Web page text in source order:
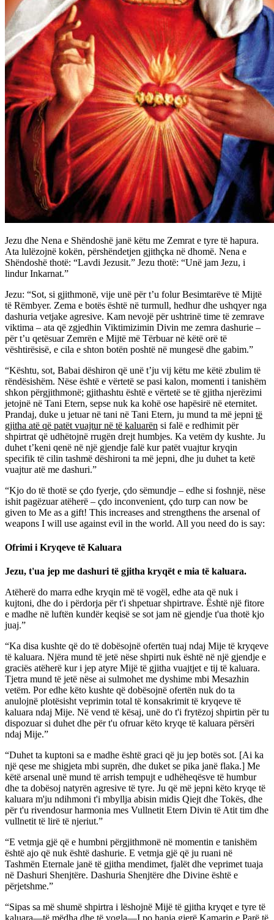
Jezu dhe Nena e Shëndoshë janë këtu me Zemrat e tyre të hapura.
Ata lulëzojnë kokën, përshëndetjen gjithçka në dhomë. Nena e
Shëndoshë thotë: “Lavdi Jezusit.” Jezu thotë: “Unë jam Jezu, i
lindur Inkarnat.”
Jezu: “Sot, si gjithmonë, vije unë për t’u folur Besimtarëve të Mijtë
të Rëmbyer. Zema e botës është në turmull, hedhur dhe ushqyer nga
dashuria vetjake agresive. Kam nevojë për ushtrinë time të zemrave
viktima – ata që zgjedhin Viktimizimin Divin me zemra dashurie –
për t’u qetësuar Zemrën e Mijtë më Tërbuar në këtë orë të
vështirësisë, e cila e shton botën poshtë në mungesë dhe gabim.”
“Kështu, sot, Babai dëshiron që unë t’ju vij këtu me këtë zbulim të
rëndësishëm. Nëse është e vërtetë se pasi kalon, momenti i tanishëm
shkon përgjithmonë; gjithashtu është e vërtetë se të gjitha njerëzimi
jetojnë në Tani Etern, sepse nuk ka kohë ose hapësirë në eternitet.
Prandaj, duke u jetuar në tani në Tani Etern, ju mund ta më jepni të
gjitha atë që patët vuajtur në të kaluarën si falë e redhimit për
shpirtrat që udhëtojnë rrugën drejt humbjes. Ka vetëm dy kushte. Ju
duhet t’keni qenë në një gjendje falë kur patët vuajtur kryqin
specifik të cilin tashmë dëshironi ta më jepni, dhe ju duhet ta ketë
vuajtur atë me dashuri.”
“Kjo do të thotë se çdo fyerje, çdo sëmundje – edhe si foshnjë, nëse
ishit pagëzuar atëherë – çdo inconvenient, çdo turp can now be
given to Me as a gift! This increases and strengthens the arsenal of
weapons I will use against evil in the world. All you need do is say:
Ofrimi i Kryqeve të Kaluara
Jezu, t'ua jep me dashuri të gjitha kryqët e mia të kaluara.
Atëherë do marra edhe kryqin më të vogël, edhe ata që nuk i
kujtoni, dhe do i përdorja për t'i shpetuar shpirtrave. Është një fitore
e madhe në luftën kundër keqisë se sot jam në gjendje t'ua thotë kjo
juaj.”
“Ka disa kushte që do të dobësojnë ofertën tuaj ndaj Mije të kryqeve
të kaluara. Njëra mund të jetë nëse shpirti nuk është në një gjendje e
graciës atëherë kur i jep atyre Mijë të gjitha vuajtjet e tij të kaluara.
Tjetra mund të jetë nëse ai sulmohet me dyshime mbi Mesazhin
vetëm. Por edhe këto kushte që dobësojnë ofertën nuk do ta
anulojnë plotësisht veprimin total të konsakrimit të kryqeve të
kaluara ndaj Mije. Në vend të kësaj, unë do t'i frytëzoj shpirtin për tu
dispozuar si duhet dhe për t'u ofruar këto kryqe të kaluara përsëri
ndaj Mije.”
“Duhet ta kuptoni sa e madhe është graci që ju jep botës sot. [Ai ka
një qese me shigjeta mbi suprën, dhe duket se pika janë flaka.] Me
këtë arsenal unë mund të arrish tempujt e udhëheqësve të humbur
dhe ta dobësoj natyrën agresive të tyre. Ju që më jepni këto kryqe të
kaluara m'ju ndihmoni t'i mbyllja abisin midis Qiejt dhe Tokës, dhe
për t'u rivendosur harmonia mes Vullnetit Etern Divin të Atit tim dhe
vullnetit të lirë të njeriut.”
“E vetmja gjë që e humbni përgjithmonë në momentin e tanishëm
është ajo që nuk është dashurie. E vetmja gjë që ju ruani në
Tashmën Eternale janë të gjitha mendimet, fjalët dhe veprimet tuaja
në Dashuri Shenjtëre. Dashuria Shenjtëre dhe Divine është e
përjetshme.”
“Sipas sa më shumë shpirtra i lëshojnë Mijë të gjitha kryqet e tyre të